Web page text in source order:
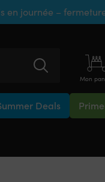
journée –
Mon
Deals